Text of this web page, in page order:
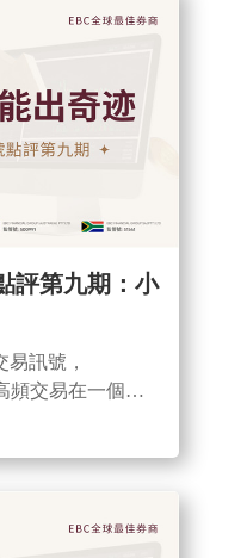
評第九期：小
訊號，
頻交易在一個月
覆蓋黃金等多